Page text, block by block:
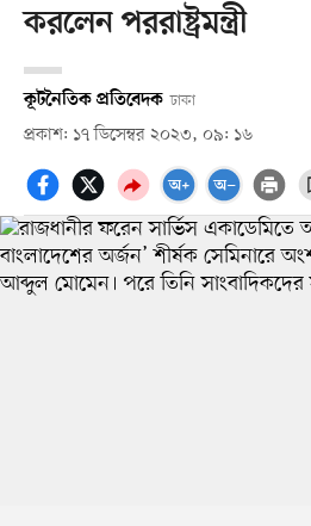
করলেন পররাষ্ট্রমন্ত্রী
কূটনৈতিক প্রতিবেদক ঢাকা
প্রকাশ: ১৭ ডিসেম্বর ২০২৩, ০৯: ১৬